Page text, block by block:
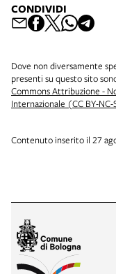
CONDIVIDI
Dove non diversamente
presenti su questo sito
Commons Attribuzione -
Internazionale (CC BY-
Contenuto inserito il 27